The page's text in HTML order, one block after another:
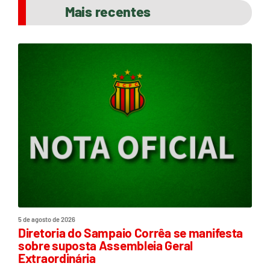
Mais recentes
5 de agosto de 2026
Diretoria do Sampaio Corrêa se manifesta
sobre suposta Assembleia Geral
Extraordinária